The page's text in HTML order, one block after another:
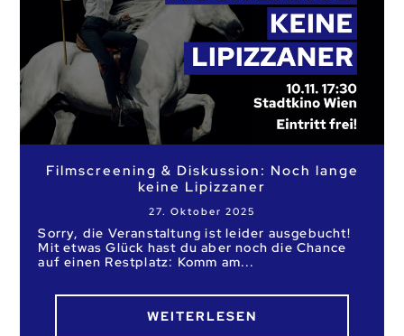
Filmscreening & Diskussion: Noch lange
keine Lipizzaner
27. Oktober 2025
Sorry, die Veranstaltung ist leider ausgebucht!
Mit etwas Glück hast du aber noch die Chance
auf einen Restplatz: Komm am
WEITERLESEN